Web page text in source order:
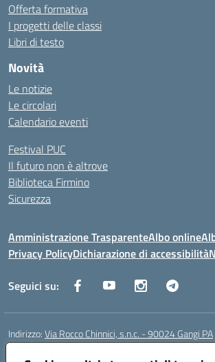
Offerta formativa
I progetti delle classi
Libri di testo
Novità
Le notizie
Le circolari
Calendario eventi
Festival PUC
Il futuro non è altrove
Biblioteca Firmino
Sicurezza
Amministrazione TrasparenteAlbo online
Privacy PolicyDichiarazione di accessibilità
Seguici su:
Indirizzo:Via Rocco Chinnici, s.n.c. - 90024 Gangi PA
Centralino: